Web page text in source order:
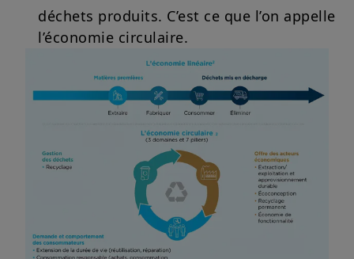
déchets produits. C’est ce que l’on appelle
l’économie circulaire.